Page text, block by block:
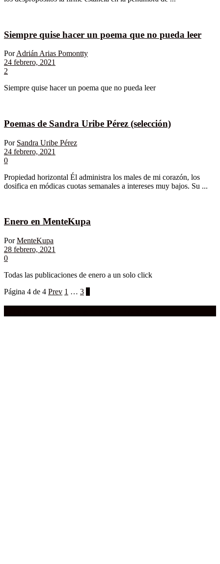
Siempre quise hacer un poema que no pueda leer
Por Adrián Arias Pomontty
24 febrero, 2021
2
Siempre quise hacer un poema que no pueda leer
Poemas de Sandra Uribe Pérez (selección)
Por Sandra Uribe Pérez
24 febrero, 2021
0
Propiedad horizontal Él administra los males de mi corazón, los
dosifica en módicas cuotas semanales a intereses muy bajos. Su ...
Enero en MenteKupa
Por MenteKupa
28 febrero, 2021
0
Todas las publicaciones de enero a un solo click
Página 4 de 4 Prev 1 … 3